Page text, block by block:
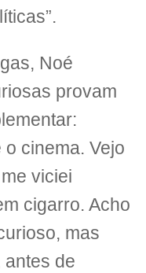
Noé
provam
o cinema. Vejo
viciei
cigarro. Acho
mas
antes de